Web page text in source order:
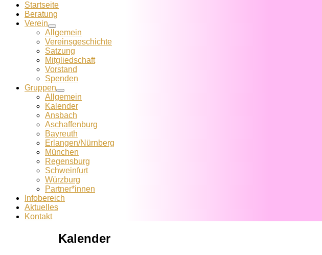
Startseite
Beratung
Verein
Allgemein
Vereins­geschichte
Satzung
Mitglied­schaft
Vorstand
Spenden
Gruppen
Allgemein
Kalender
Ansbach
Aschaffenburg
Bayreuth
Erlangen/Nürnberg
München
Regensburg
Schweinfurt
Würzburg
Partner*innen
Infobereich
Aktuelles
Kontakt
Kalender